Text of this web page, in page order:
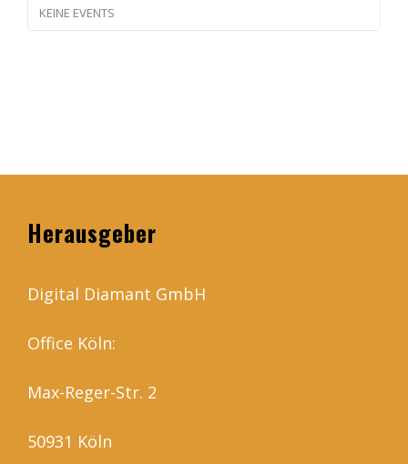
KEINE EVENTS
Herausgeber
Digital Diamant GmbH
Office Köln:
Max-Reger-Str. 2
50931 Köln